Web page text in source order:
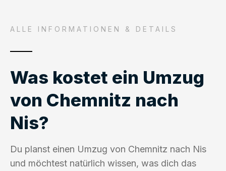
ALLE INFORMATIONEN & DETAILS
Was kostet ein Umzug
von Chemnitz nach
Nis?
Du planst einen Umzug von Chemnitz nach Nis
und möchtest natürlich wissen, was dich das